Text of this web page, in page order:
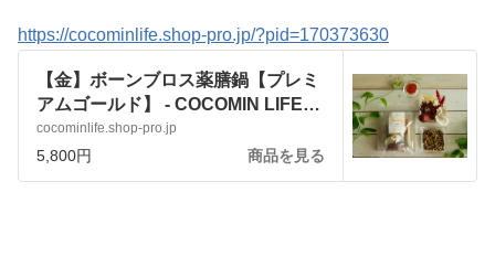
https://cocominlife.shop-pro.jp/?pid=170373630
【金】ボーンブロス薬膳鍋【プレミ
アムゴールド】 - COCOMIN LIFE
（ココミンライフ）
cocominlife.shop-pro.jp
5,800円 商品を見る